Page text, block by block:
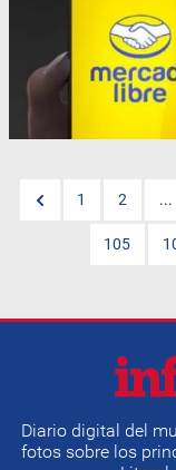
1 2 ...
105
Diario digital del
fotos sobre los